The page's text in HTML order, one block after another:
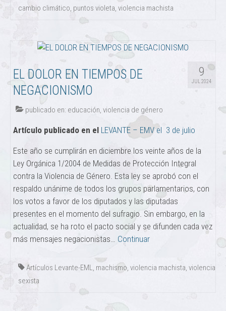
cambio climático, puntos violeta, violencia machista
9
JUL 2024
EL DOLOR EN TIEMPOS DE
NEGACIONISMO
publicado en: educación, violencia de género
Artículo publicado en el LEVANTE – EMV el 3 de julio
Este año se cumplirán en diciembre los veinte años de la
Ley Orgánica 1/2004 de Medidas de Protección Integral
contra la Violencia de Género. Esta ley se aprobó con el
respaldo unánime de todos los grupos parlamentarios, con
los votos a favor de los diputados y las diputadas
presentes en el momento del sufragio. Sin embargo, en la
actualidad, se ha roto el pacto social y se difunden cada vez
más mensajes negacionistas… Continuar
Artículos Levante-EML, machismo, violencia machista, violencia
sexista